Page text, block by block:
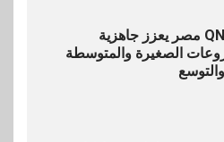
بنك QNB مصر يعزز جاهزية
الصغيرة والمتوسطة